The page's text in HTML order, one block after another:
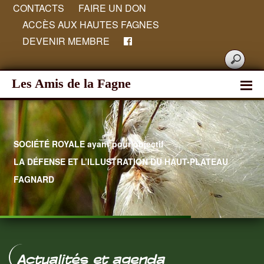
CONTACTS
FAIRE UN DON
ACCÈS AUX HAUTES FAGNES
DEVENIR MEMBRE
Les Amis de la Fagne
SOCIÉTÉ ROYALE ayant pour objectif
LA DÉFENSE ET L’ILLUSTRATION DU HAUT-PLATEAU
FAGNARD
Actualités et agenda